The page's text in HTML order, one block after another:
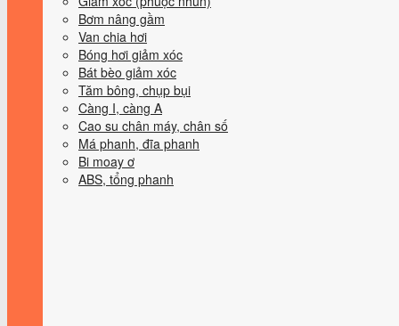
Bơm nâng gầm
Van chia hơi
Bóng hơi giảm xóc
Bát bèo giảm xóc
Tăm bông, chụp bụi
Càng I, càng A
Cao su chân máy, chân số
Má phanh, đĩa phanh
Bi moay ơ
ABS, tổng phanh